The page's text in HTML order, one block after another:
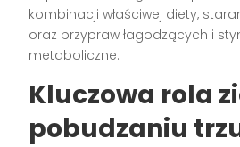
kombinacji właściwej diety,
oraz przypraw łagodzących i
metaboliczne.
Kluczowa rola
pobudzaniu